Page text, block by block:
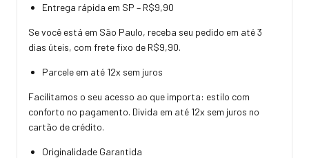
Entrega rápida em SP – R$9,90
Se você está em São Paulo, receba seu pedido em até 3
dias úteis, com frete fixo de R$9,90.
Parcele em até 12x sem juros
Facilitamos o seu acesso ao que importa: estilo com
conforto no pagamento. Divida em até 12x sem juros no
cartão de crédito.
Originalidade Garantida